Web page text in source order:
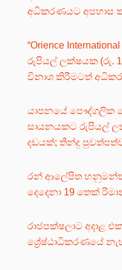
අධිකරණයට අපහාස
“Orience
රුපියල් ලක්ෂයක (රු.
විනාශ කිරීමටත්
යාපනයේ පෞද්ගලික
සායනයකට රුපියල්
දඩයක්; තීන්දු
රන් ආලේපිත
දෙදෙනා 19 තෙක්
රාජපක්ෂලාට අදාළ
ශ්‍රේෂ්ඨාධිකරණයේ